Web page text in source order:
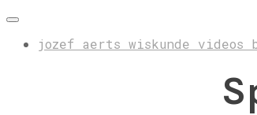
jozef aerts wiskunde videos